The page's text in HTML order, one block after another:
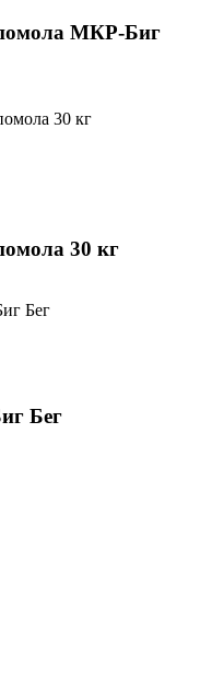
МКР-Биг
30 кг
Бег